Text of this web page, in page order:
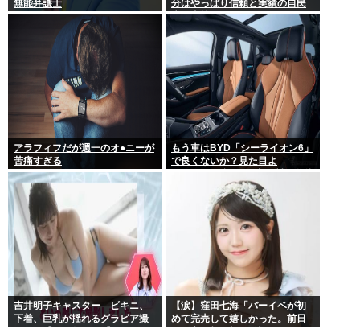
無能弁護士
分はやっぱり信頼と実績の自民
党を支持します」
アラフィフだが週一のオ●ニーが
苦痛すぎる
もう車はBYD「シーライオン6」
で良くないか？見た目よ
し.PH.EV.保証長い.中国製…嫌儲
民が求めるものが全てある
吉井明子キャスター ビキニ、
下着、巨乳が揺れるグラビア撮
【涙】窪田七海「バーイベが初
めて完売して嬉しかった。前日